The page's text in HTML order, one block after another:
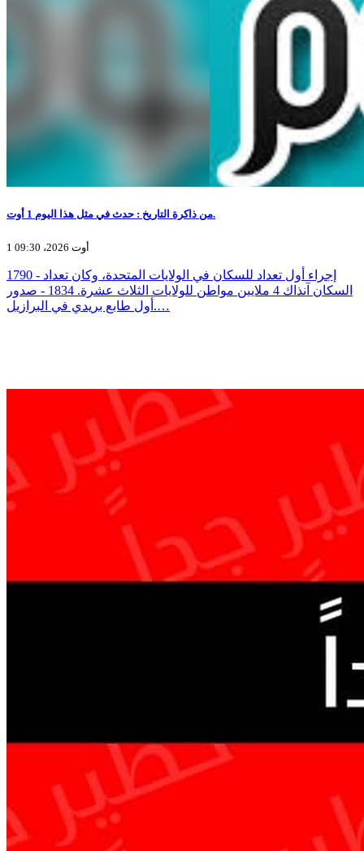
من ذاكرة التاريخ : حدث في مثل هذا اليوم 1 أوت.
1 أوت 2026، 09:30
1790 - إجراء أول تعداد للسكان في الولايات المتحدة، وكان تعداد
السكان آنذاك 4 ملايين مواطن للولايات الثلاث عشرة. 1834 - صدور
أول طابع بريدي في البرازيل.…